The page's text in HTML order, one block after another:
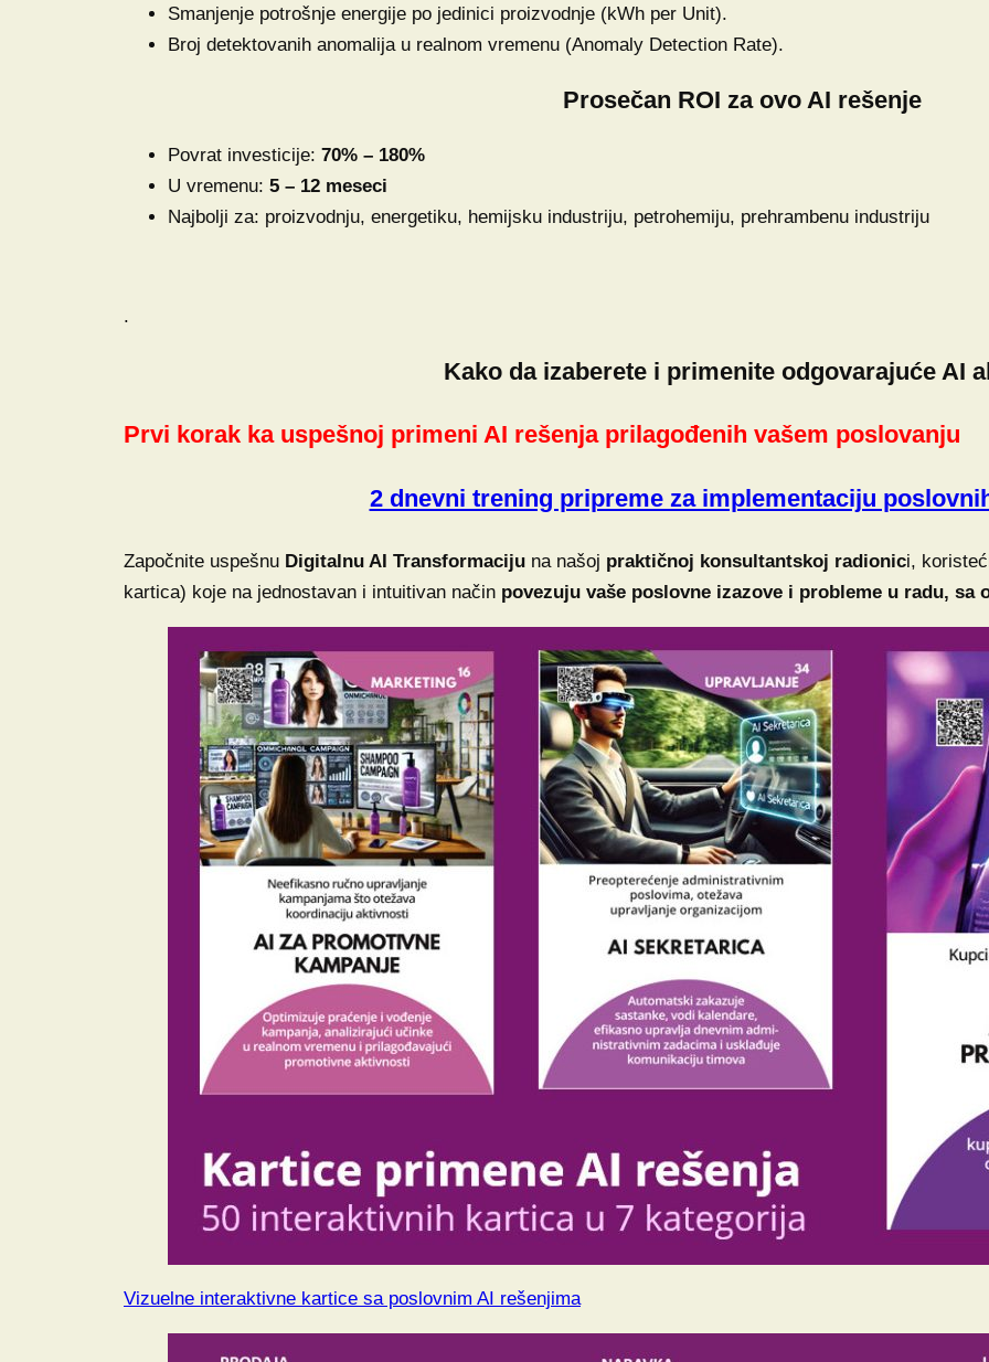
Smanjenje potrošnje energije po jedinici proizvodnje (kWh per Unit).
Broj detektovanih anomalija u realnom vremenu (Anomaly Detection Rate).
Prosečan ROI za ovo AI rešenje
Povrat investicije: 70% – 180%
U vremenu: 5 – 12 meseci
Najbolji za: proizvodnju, energetiku, hemijsku industriju, petrohemiju, prehrambenu industriju
.
Kako da izaberete i primenite odgovarajuće AI
Prvi korak ka uspešnoj primeni AI rešenja prilagođenih vašem poslovanju
2 dnevni trening pripreme za implementaciju
Započnite uspešnu Digitalnu AI Transformaciju na našoj praktičnoj konsultantskoj radionici,
kartica) koje na jednostavan i intuitivan način povezuju vaše poslovne izazove i probleme u radu, sa
Vizuelne interaktivne kartice sa poslovnim AI rešenjima